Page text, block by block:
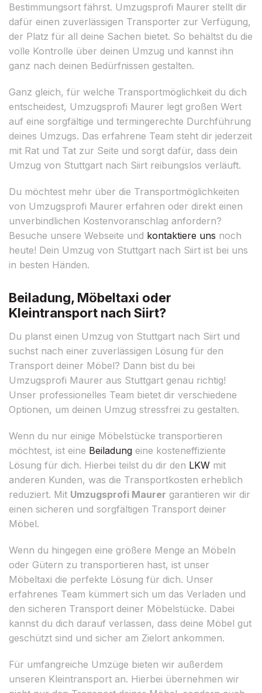
Bestimmungsort fährst. Umzugsprofi Maurer stellt dir
dafür einen zuverlässigen Transporter zur Verfügung,
der Platz für all deine Sachen bietet. So behältst du die
volle Kontrolle über deinen Umzug und kannst ihn
ganz nach deinen Bedürfnissen gestalten.
Ganz gleich, für welche Transportmöglichkeit du dich
entscheidest, Umzugsprofi Maurer legt großen Wert
auf eine sorgfältige und termingerechte Durchführung
deines Umzugs. Das erfahrene Team steht dir jederzeit
mit Rat und Tat zur Seite und sorgt dafür, dass dein
Umzug von Stuttgart nach Siirt reibungslos verläuft.
Du möchtest mehr über die Transportmöglichkeiten
von Umzugsprofi Maurer erfahren oder direkt einen
unverbindlichen Kostenvoranschlag anfordern?
Besuche unsere Webseite und kontaktiere uns noch
heute! Dein Umzug von Stuttgart nach Siirt ist bei uns
in besten Händen.
Beiladung, Möbeltaxi oder
Kleintransport nach Siirt?
Du planst einen Umzug von Stuttgart nach Siirt und
suchst nach einer zuverlässigen Lösung für den
Transport deiner Möbel? Dann bist du bei
Umzugsprofi Maurer aus Stuttgart genau richtig!
Unser professionelles Team bietet dir verschiedene
Optionen, um deinen Umzug stressfrei zu gestalten.
Wenn du nur einige Möbelstücke transportieren
möchtest, ist eine Beiladung eine kosteneffiziente
Lösung für dich. Hierbei teilst du dir den LKW mit
anderen Kunden, was die Transportkosten erheblich
reduziert. Mit Umzugsprofi Maurer garantieren wir dir
einen sicheren und sorgfältigen Transport deiner
Möbel.
Wenn du hingegen eine größere Menge an Möbeln
oder Gütern zu transportieren hast, ist unser
Möbeltaxi die perfekte Lösung für dich. Unser
erfahrenes Team kümmert sich um das Verladen und
den sicheren Transport deiner Möbelstücke. Dabei
kannst du dich darauf verlassen, dass deine Möbel gut
geschützt sind und sicher am Zielort ankommen.
Für umfangreiche Umzüge bieten wir außerdem
unseren Kleintransport an. Hierbei übernehmen wir